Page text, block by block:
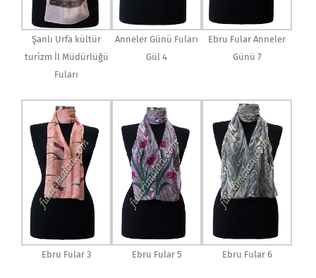
Şanlı Urfa kültür
turizm İl Müdürlüğü
Fuları
Anneler Günü Fuları
Gül 4
Ebru Fular Anneler
Günü 7
Ebru Fular 3 Ebru Fular 5 Ebru Fular 6